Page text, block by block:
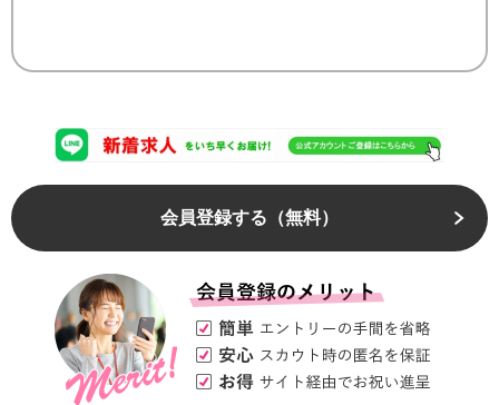
会員登録する（無料）